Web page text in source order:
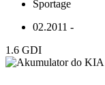
Sportage
02.2011 -
1.6 GDI